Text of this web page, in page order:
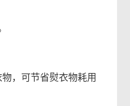
，可节省熨衣物耗用